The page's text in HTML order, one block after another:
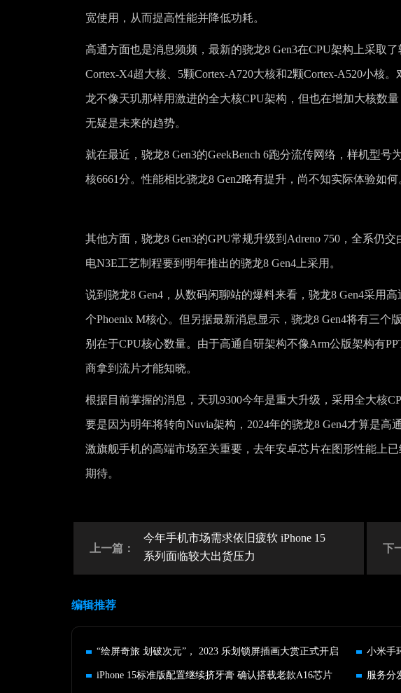
宽使用，从而提高性能并降低功耗。
高通方面也是消息频频，最新的骁龙8 Gen3在CPU架构上采取
Cortex-X4超大核、5颗Cortex-A720大核和2颗Cortex-A520小核
龙不像天玑那样用激进的全大核CPU架构，但也在增加大核数
无疑是未来的趋势。
就在最近，骁龙8 Gen3的GeekBench 6跑分流传网络，样机型号
核6661分。性能相比骁龙8 Gen2略有提升，尚不知实际体验如何
其他方面，骁龙8 Gen3的GPU常规升级到Adreno 750，全系仍
电N3E工艺制程要到明年推出的骁龙8 Gen4上采用。
说到骁龙8 Gen4，从数码闲聊站的爆料来看，骁龙8 Gen4采用
个Phoenix M核心。但另据最新消息显示，骁龙8 Gen4将有三个
别在于CPU核心数量。由于高通自研架构不像Arm公版架构有
商拿到流片才能知晓。
根据目前掌握的消息，天玑9300今年是重大升级，采用全大核
要是因为明年将转向Nuvia架构，2024年的骁龙8 Gen4才算是
激旗舰手机的高端市场至关重要，去年安卓芯片在图形性能上
期待。
上一篇：
今年手机市场需求依旧疲软 iPhone 15
系列面临较大出货压力
下
编辑推荐
“绘屏奇旅 划破次元”， 2023 乐划锁屏插画大赏正式开启 小米手
iPhone 15标准版配置继续挤牙膏 确认搭载老款A16芯片 服务分